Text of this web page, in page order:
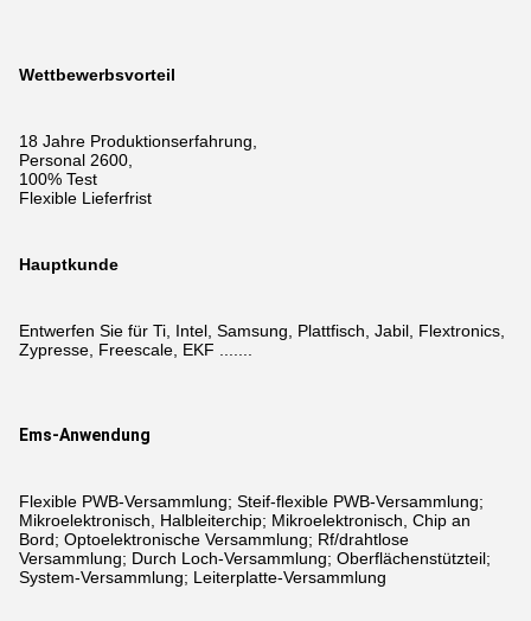
Wettbewerbsvorteil
18 Jahre Produktionserfahrung,
Personal 2600,
100% Test
Flexible Lieferfrist
Hauptkunde
Entwerfen Sie für Ti, Intel, Samsung, Plattfisch, Jabil, Flextronics,
Zypresse, Freescale, EKF .......
Ems-Anwendung
Flexible PWB-Versammlung; Steif-flexible PWB-Versammlung;
Mikroelektronisch, Halbleiterchip; Mikroelektronisch, Chip an
Bord; Optoelektronische Versammlung; Rf/drahtlose
Versammlung; Durch Loch-Versammlung; Oberflächenstützteil;
System-Versammlung; Leiterplatte-Versammlung